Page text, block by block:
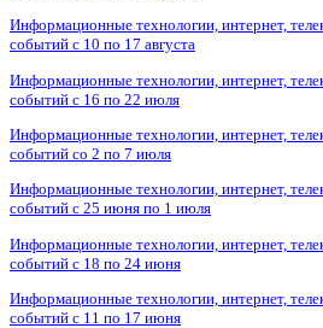
Информационные технологии, интернет,
событий с 10 по 17 августа
Информационные технологии, интернет,
событий с 16 по 22 июля
Информационные технологии, интернет,
событий со 2 по 7 июля
Информационные технологии, интернет,
событий с 25 июня по 1 июля
Информационные технологии, интернет,
событий с 18 по 24 июня
Информационные технологии, интернет,
событий с 11 по 17 июня